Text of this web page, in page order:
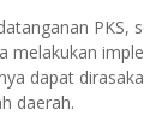
PKS,
melakukan
dapat
daerah.